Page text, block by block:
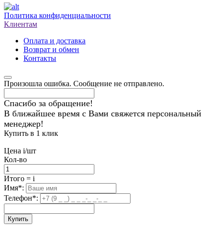
Политика конфиденциальности
Клиентам
Оплата и доставка
Возврат и обмен
Контакты
Произошла ошибка. Сообщение не отправлено.
Спасибо за обращение!
В ближайшее время с Вами свяжется персональный
менеджер!
Купить в 1 клик
Цена i/шт
Кол-во
Итого = i
Имя*:
Телефон*:
Купить